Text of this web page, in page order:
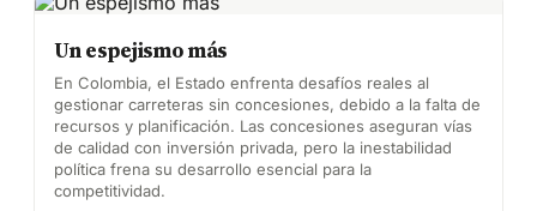
Un espejismo más
En Colombia, el Estado enfrenta desafíos reales al
gestionar carreteras sin concesiones, debido a la falta de
recursos y planificación. Las concesiones aseguran vías
de calidad con inversión privada, pero la inestabilidad
política frena su desarrollo esencial para la
competitividad.